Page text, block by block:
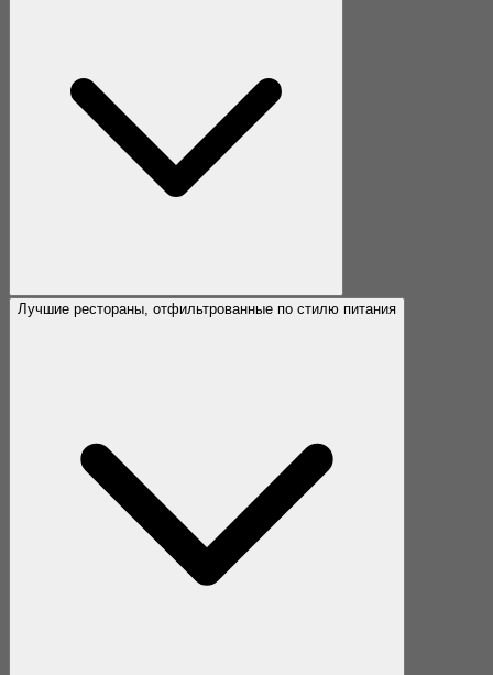
Лучшие рестораны, отфильтрованные по стилю питания